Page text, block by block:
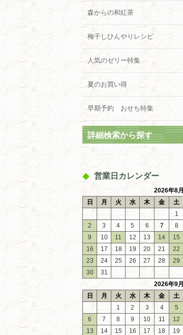
森からの和紅茶
梅干しひんやりレシピ
人気のゼリー特集
夏のお買い得
早期予約 おせち特集
詳細検索から探す
営業日カレンダー
2026年8月
日
月 火 水 木 金
土
1
2
3 4 5 6 7
8
9
10 11 12 13 14
15
16
17 18 19 20 21
22
23
24 25 26 27 28
29
30
31
2026年9月
日
月 火 水 木 金
土
1
2 3 4
5
6
7 8 9 10 11
12
13
14 15 16 17 18
19